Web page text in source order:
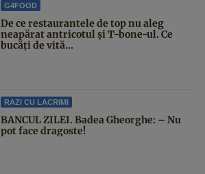
G4FOOD
De ce restaurantele de top nu aleg
neapărat antricotul și T-bone-ul. Ce
bucăți de vită...
RAZI CU LACRIMI
BANCUL ZILEI. Badea Gheorghe: – Nu
pot face dragoste!